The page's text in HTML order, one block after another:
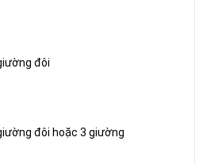
đôi
đôi hoặc 3 giường